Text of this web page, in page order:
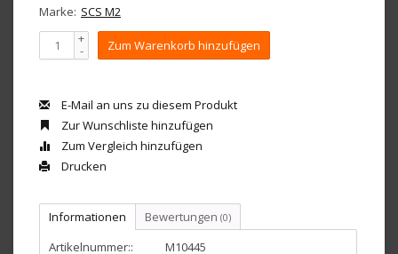
Marke: SCS M2
+
- Zum Warenkorb hinzufügen
E-Mail an uns zu diesem Produkt
Zur Wunschliste hinzufügen
Zum Vergleich hinzufügen
Drucken
Informationen Bewertungen (0)
Artikelnummer::
M10445